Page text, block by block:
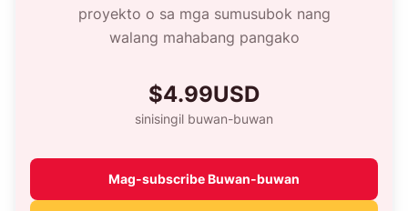
proyekto o sa mga sumusubok nang
walang mahabang pangako
$4.99USD
sinisingil buwan-buwan
Mag-subscribe Buwan-buwan